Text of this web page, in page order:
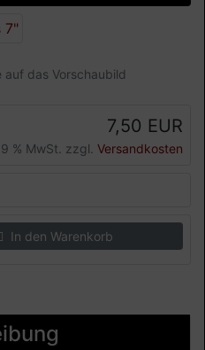
das Vorschaubild
7,50 EUR
% MwSt. zzgl. Versandkosten
In den Warenkorb